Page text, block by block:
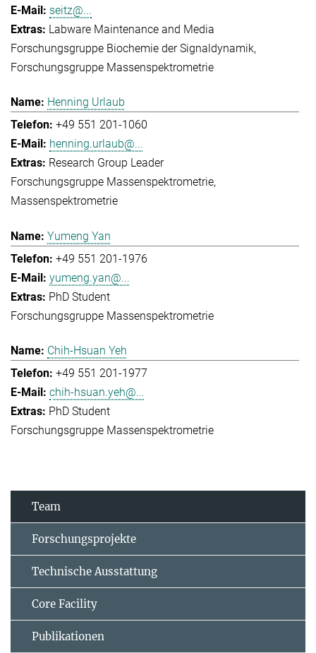
seitz@...
Labware Maintenance and Media
Forschungsgruppe Biochemie der Signaldynamik
Forschungsgruppe Massenspektrometrie
Henning Urlaub
+49 551 201-1060
henning.urlaub@...
Research Group Leader
Forschungsgruppe Massenspektrometrie
Massenspektrometrie
Yumeng Yan
+49 551 201-1976
yumeng.yan@...
PhD Student
Forschungsgruppe Massenspektrometrie
Chih-Hsuan Yeh
+49 551 201-1977
chih-hsuan.yeh@...
PhD Student
Forschungsgruppe Massenspektrometrie
Team
Forschungsprojekte
Technische Ausstattung
Core Facility
Publikationen